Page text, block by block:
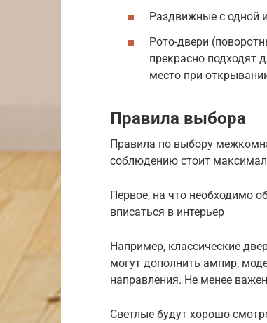
Раздвижные с одной
Рото-двери
прекрасно подходят
место при
Правила выбора
Правила по выбору
соблюдению стоит
Первое, на что необходимо
вписаться в интерьер
Например, классические
могут дополнить ампир,
направления. Не менее
Светлые будут хорошо